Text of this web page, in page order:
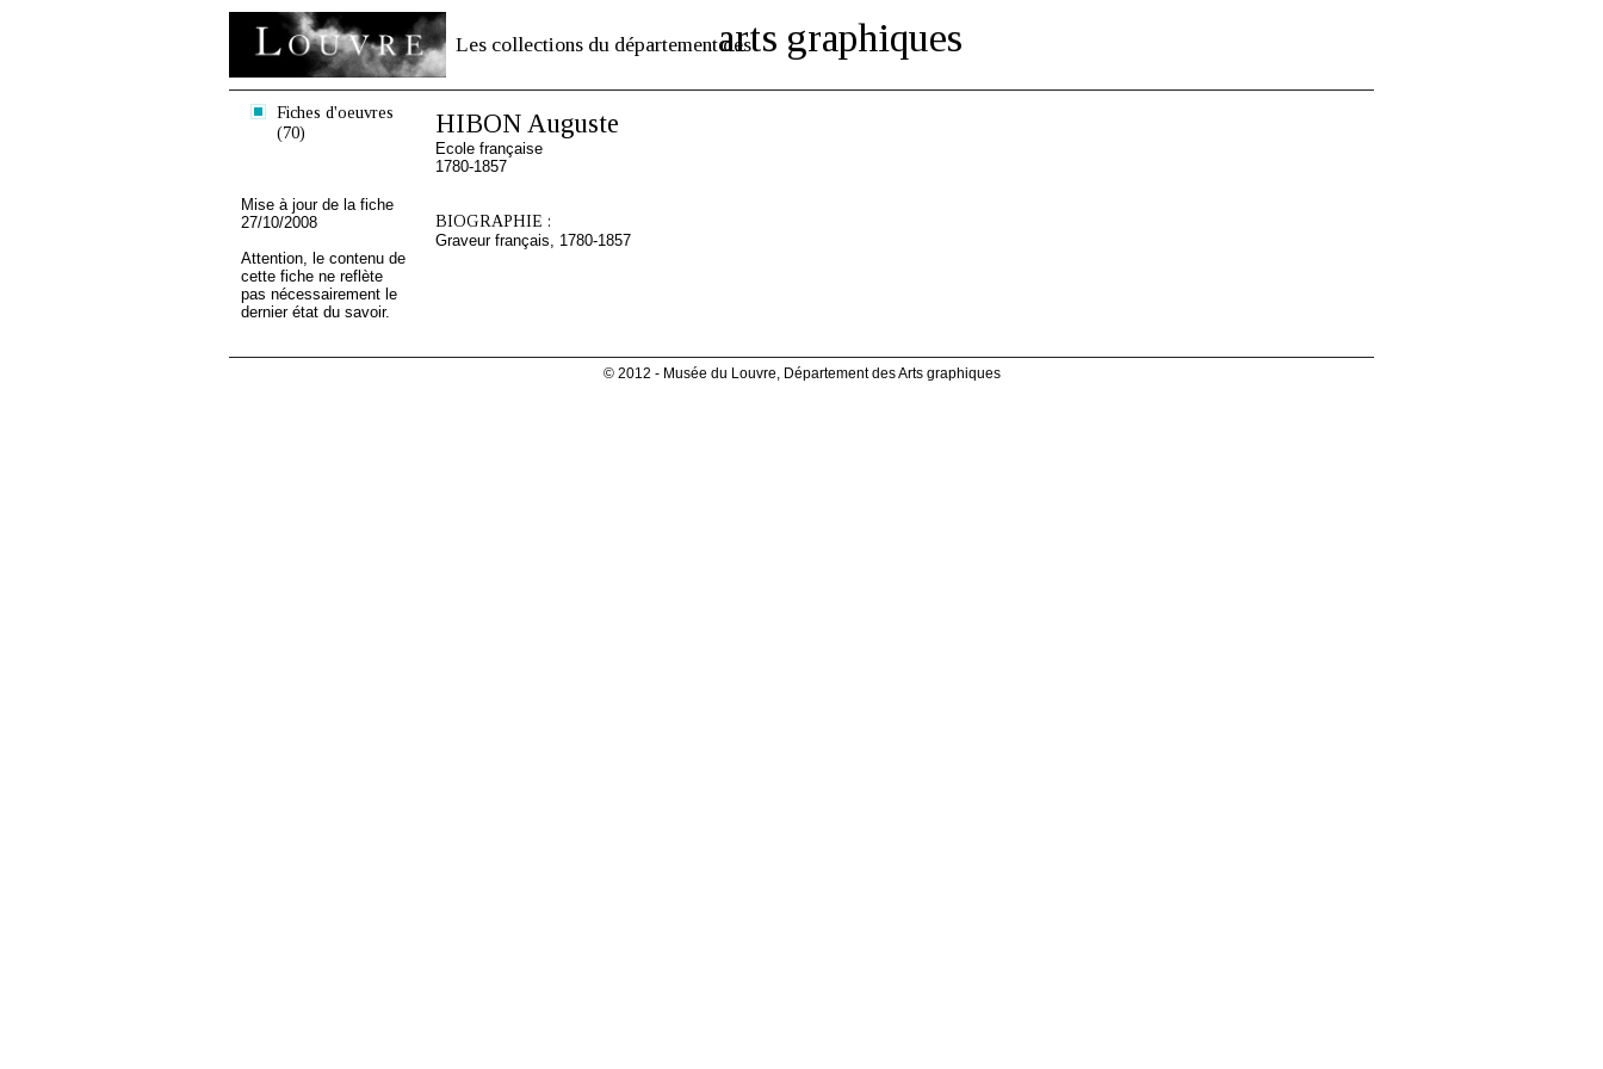
Les collections du département desarts graphiques
Fiches d'oeuvres
(70)
Mise à jour de la fiche
27/10/2008
Attention, le contenu de
cette fiche ne reflète
pas nécessairement le
dernier état du savoir.
HIBON Auguste
Ecole française
1780-1857
BIOGRAPHIE :
Graveur français, 1780-1857
© 2012 - Musée du Louvre, Département des Arts graphiques